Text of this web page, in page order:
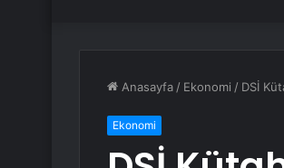
Anasayfa / Ekonomi / DSİ
Ekonomi